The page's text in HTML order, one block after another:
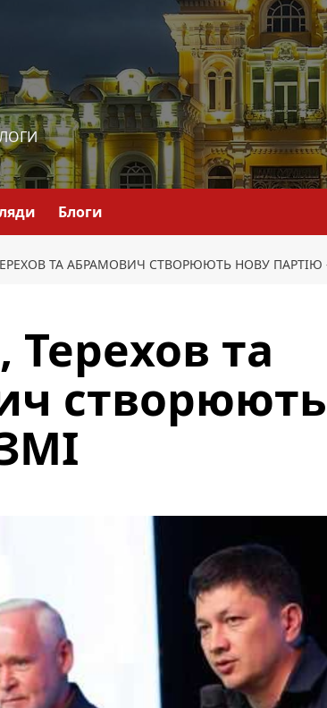
Блоги
ТА АБРАМОВИЧ СТВОРЮЮТЬ НОВУ ПАРТІЮ
Терехов та